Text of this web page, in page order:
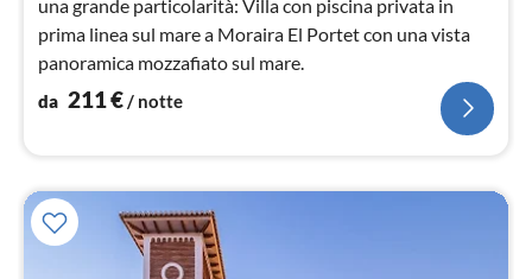
una grande particolarità: Villa con piscina privata in
prima linea sul mare a Moraira El Portet con una vista
panoramica mozzafiato sul mare.
da 211€/ notte